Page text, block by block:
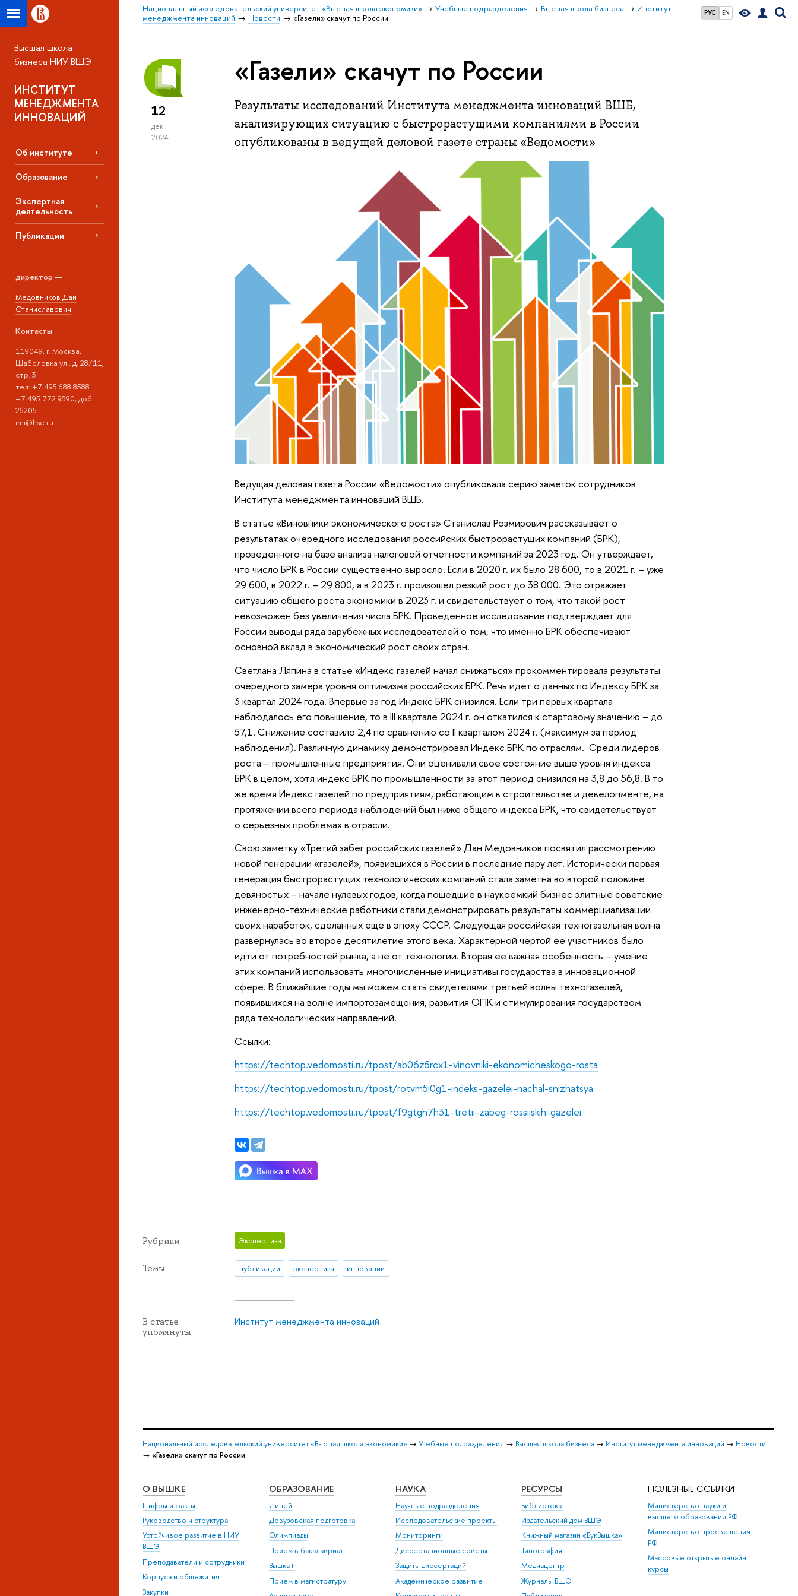
РУС EN
Национальный исследовательский университет «Высшая школа экономики» Учебные подразделения Высшая школа бизнеса
Институт
менеджмента инноваций
Новости «Газели» скачут по России
Высшая школа
бизнеса НИУ ВШЭ
ИНСТИТУТ
МЕНЕДЖМЕНТА
ИННОВАЦИЙ
Об институте
Образование
Экспертная
деятельность
Публикации
директор —
Медовников Дан
Станиславович
Контакты
119049, г. Москва,
Шаболовка ул., д. 28/11,
стр. 3
тел: +7 495 688 8588
+7 495 772 9590, доб.
26205
imi@hse.ru
12
дек
2024
«Газели» скачут по России
Результаты исследований Института менеджмента инноваций ВШБ,
анализирующих ситуацию с быстрорастущими компаниями в России
опубликованы в ведущей деловой газете страны «Ведомости»
Ведущая деловая газета России «Ведомости» опубликовала серию заметок сотрудников
Института менеджмента инноваций ВШБ.
В статье «Виновники экономического роста» Станислав Розмирович рассказывает о
результатах очередного исследования российских быстрорастущих компаний (БРК),
проведенного на базе анализа налоговой отчетности компаний за 2023 год. Он утверждает,
что число БРК в России существенно выросло. Если в 2020 г. их было 28 600, то в 2021 г. – уже
29 600, в 2022 г. – 29 800, а в 2023 г. произошел резкий рост до 38 000. Это отражает
ситуацию общего роста экономики в 2023 г. и свидетельствует о том, что такой рост
невозможен без увеличения числа БРК. Проведенное исследование подтверждает для
России выводы ряда зарубежных исследователей о том, что именно БРК обеспечивают
основной вклад в экономический рост своих стран.
Светлана Ляпина в статье «Индекс газелей начал снижаться» прокомментировала результаты
очередного замера уровня оптимизма российских БРК. Речь идет о данных по Индексу БРК за
3 квартал 2024 года. Впервые за год Индекс БРК снизился. Если три первых квартала
наблюдалось его повышение, то в III квартале 2024 г. он откатился к стартовому значению – до
57,1. Снижение составило 2,4 по сравнению со II кварталом 2024 г. (максимум за период
наблюдения). Различную динамику демонстрировал Индекс БРК по отраслям. Среди лидеров
роста – промышленные предприятия. Они оценивали свое состояние выше уровня индекса
БРК в целом, хотя индекс БРК по промышленности за этот период снизился на 3,8 до 56,8. В то
же время Индекс газелей по предприятиям, работающим в строительстве и девелопменте, на
протяжении всего периода наблюдений был ниже общего индекса БРК, что свидетельствует
о серьезных проблемах в отрасли.
Свою заметку «Третий забег российских газелей» Дан Медовников посвятил рассмотрению
новой генерации «газелей», появившихся в России в последние пару лет. Исторически первая
генерация быстрорастущих технологических компаний стала заметна во второй половине
девяностых – начале нулевых годов, когда пошедшие в наукоемкий бизнес элитные советские
инженерно-технические работники стали демонстрировать результаты коммерциализации
своих наработок, сделанных еще в эпоху СССР. Следующая российская техногазельная волна
развернулась во второе десятилетие этого века. Характерной чертой ее участников было
идти от потребностей рынка, а не от технологии. Вторая ее важная особенность – умение
этих компаний использовать многочисленные инициативы государства в инновационной
сфере. В ближайшие годы мы можем стать свидетелями третьей волны техногазелей,
появившихся на волне импортозамещения, развития ОПК и стимулирования государством
ряда технологических направлений.
Ссылки:
https://techtop.vedomosti.ru/tpost/ab06z5rcx1-vinovniki-ekonomicheskogo-rosta
https://techtop.vedomosti.ru/tpost/rotvm5i0g1-indeks-gazelei-nachal-snizhatsya
https://techtop.vedomosti.ru/tpost/f9gtgh7h31-tretii-zabeg-rossiiskih-gazelei
Рубрики Экспертиза
Темы публикации экспертиза инновации
В статье
упомянуты
Институт менеджмента инноваций
Национальный исследовательский университет «Высшая школа экономики» → Учебные подразделения → Высшая школа бизнеса → Институт менеджмента инноваций → Новости
→ «Газели» скачут по России
О ВЫШКЕ
Цифры и факты
Руководство и структура
Устойчивое развитие в НИУ
ВШЭ
Преподаватели и сотрудники
Корпуса и общежития
Закупки
ОБРАЗОВАНИЕ
Лицей
Довузовская подготовка
Олимпиады
Прием в бакалавриат
Вышка+
Прием в магистратуру
НАУКА
Научные подразделения
Исследовательские проекты
Мониторинги
Диссертационные советы
Защиты диссертаций
Академическое развитие
РЕСУРСЫ
Библиотека
Издательский дом ВШЭ
Книжный магазин «БукВышка»
Типография
Медиацентр
Журналы ВШЭ
ПОЛЕЗНЫЕ ССЫЛКИ
Министерство науки и
высшего образования РФ
Министерство просвещения
РФ
Массовые открытые онлайн-
курсы